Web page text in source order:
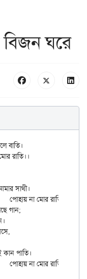
বিজন ঘরে
বাতি।
রাতি।।
সাথী।
গান;
পাতি।